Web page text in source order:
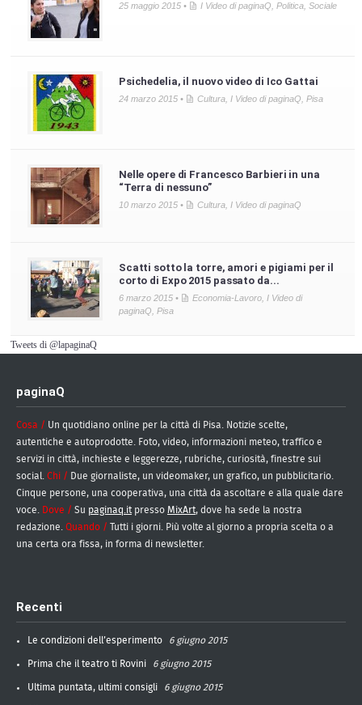
25 maggio 2015 • I Video di paginaQ, Politica, Sociale
Psichedelia, il nuovo video di Ico Gattai
24 marzo 2015 • Cultura, I Video di paginaQ, Pisa
Nelle opere di Francesco Barbieri in una
“Terra di nessuno”
10 marzo 2015 • Cultura, I Video di paginaQ
Scatti sotto la torre, amori e pigiami per il
corto di Expo 2015 passato da...
6 marzo 2015 • Economia-Lavoro, I Video di
paginaQ, Pisa
Tweets di @lapaginaQ
paginaQ
Cosa / Un quotidiano online per la città di Pisa. Notizie scelte,
autentiche e autoprodotte. Foto, video, informazioni meteo, traffico e
servizi in città, inchieste e leggerezze, rubriche, curiosità, finestre sui
social. Chi / Due giornaliste, un videomaker, un grafico, un pubblicitario.
Cinque persone, una cooperativa, una città da ascoltare e alla quale dare
voce. Dove / Su paginaq.itpresso MixArt, dove ha sede la nostra
redazione. Quando /
Tutti i giorni. Più volte al giorno a propria scelta o a
una certa ora fissa, in forma di newsletter.
Recenti
Le condizioni dell’esperimento 6 giugno 2015
Prima che il teatro ti Rovini 6 giugno 2015
Ultima puntata, ultimi consigli 6 giugno 2015